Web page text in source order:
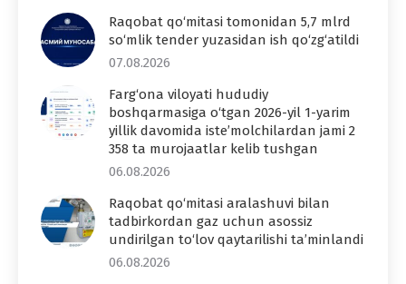
Raqobat qo‘mitasi tomonidan 5,7 mlrd
so‘mlik tender yuzasidan ish qo‘zg‘atildi
07.08.2026
Farg‘ona viloyati hududiy
boshqarmasiga o‘tgan 2026-yil 1-yarim
yillik davomida iste’molchilardan jami 2
358 ta murojaatlar kelib tushgan
06.08.2026
Raqobat qo‘mitasi aralashuvi bilan
tadbirkordan gaz uchun asossiz
undirilgan to‘lov qaytarilishi ta’minlandi
06.08.2026